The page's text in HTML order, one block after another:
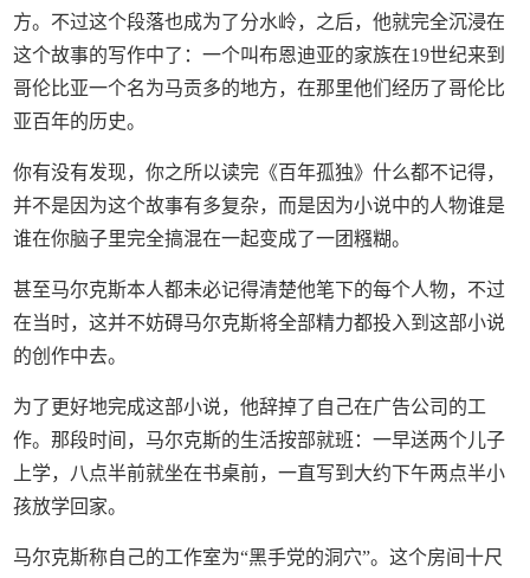
方。不过这个段落也成为了分水岭，之后，他就完全沉浸在
这个故事的写作中了：一个叫布恩迪亚的家族在19世纪来到
哥伦比亚一个名为马贡多的地方，在那里他们经历了哥伦比
亚百年的历史。
你有没有发现，你之所以读完《百年孤独》什么都不记得，
并不是因为这个故事有多复杂，而是因为小说中的人物谁是
谁在你脑子里完全搞混在一起变成了一团糨糊。
甚至马尔克斯本人都未必记得清楚他笔下的每个人物，不过
在当时，这并不妨碍马尔克斯将全部精力都投入到这部小说
的创作中去。
为了更好地完成这部小说，他辞掉了自己在广告公司的工
作。那段时间，马尔克斯的生活按部就班：一早送两个儿子
上学，八点半前就坐在书桌前，一直写到大约下午两点半小
孩放学回家。
马尔克斯称自己的工作室为“黑手党的洞穴”。这个房间十尺